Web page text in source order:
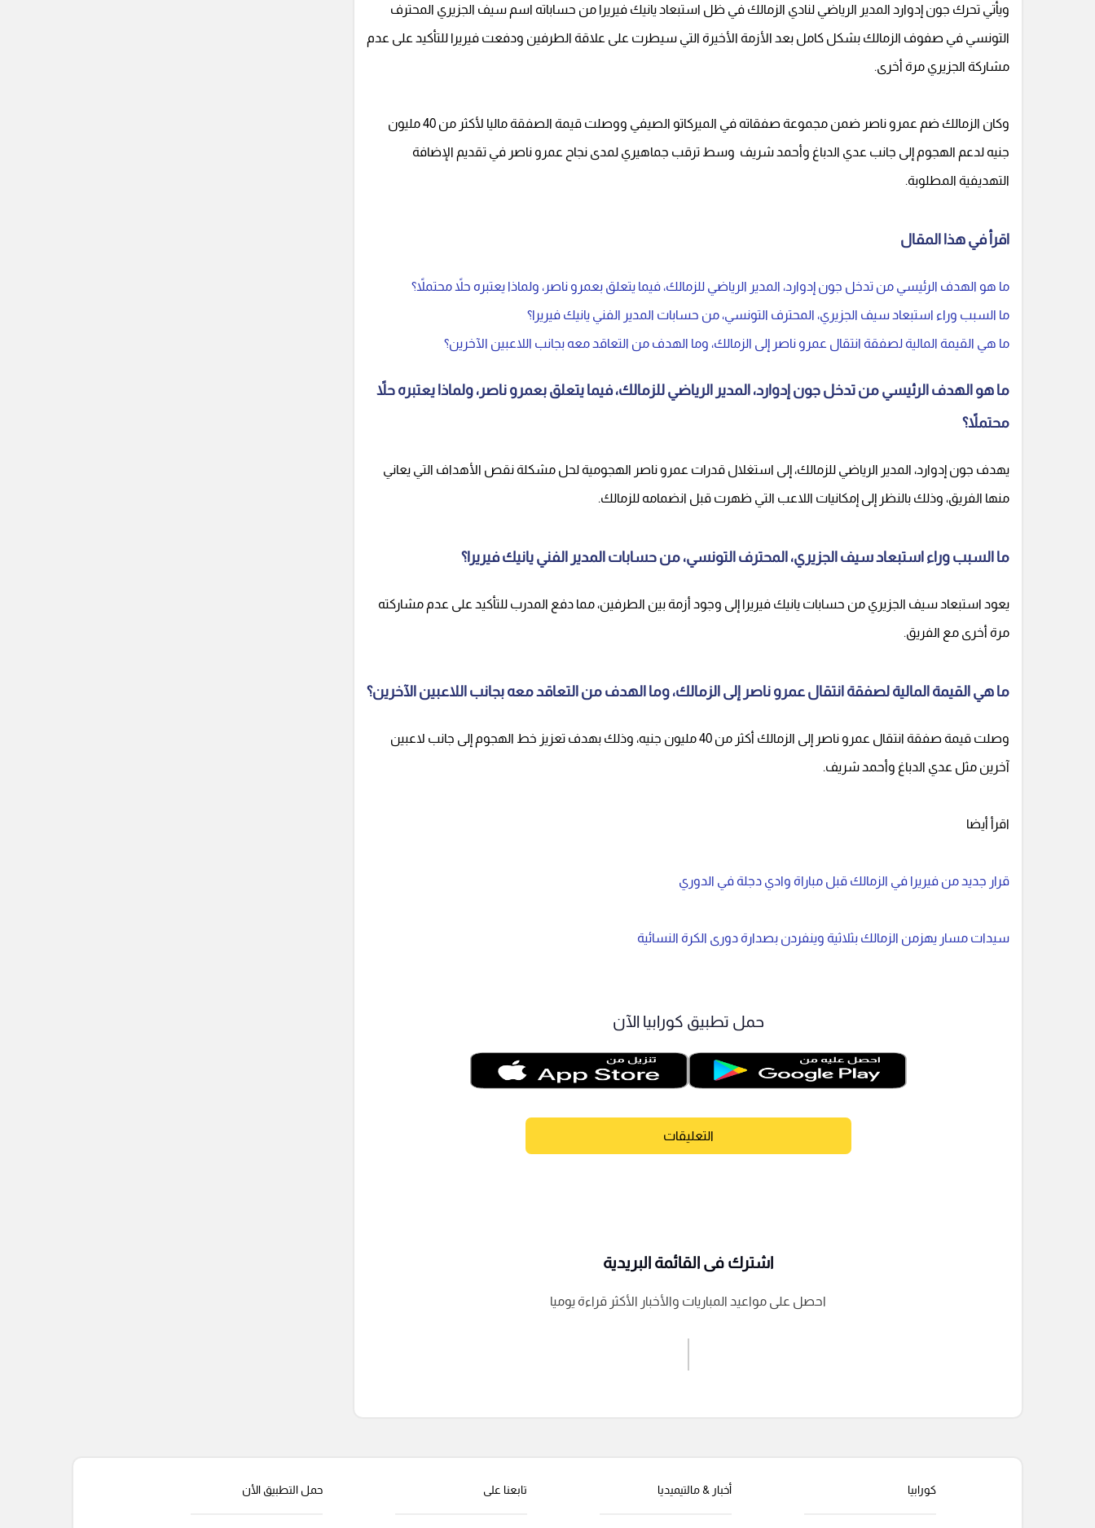
ويأتي تحرك جون إدوارد المدير الرياضي لنادي الزمالك في ظل استبعاد يانيك فيريرا من حساباته اسم سيف الجزيري المحترف
التونسي في صفوف الزمالك بشكل كامل بعد الأزمة الأخيرة التي سيطرت على علاقة الطرفين ودفعت فيريرا للتأكيد على عدم
مشاركة الجزيري مرة أخرى.
وكان الزمالك ضم عمرو ناصر ضمن مجموعة صفقاته في الميركاتو الصيفي ووصلت قيمة الصفقة ماليا لأكثر من 40 مليون
جنيه لدعم الهجوم إلى جانب عدي الدباغ وأحمد شريف وسط ترقب جماهيري لمدى نجاح عمرو ناصر في تقديم الإضافة
التهديفية المطلوبة.
اقرأ في هذا المقال
ما هو الهدف الرئيسي من تدخل جون إدوارد، المدير الرياضي للزمالك، فيما يتعلق بعمرو ناصر، ولماذا يعتبره حلاً محتملاً؟
ما السبب وراء استبعاد سيف الجزيري، المحترف التونسي، من حسابات المدير الفني يانيك فيريرا؟
ما هي القيمة المالية لصفقة انتقال عمرو ناصر إلى الزمالك، وما الهدف من التعاقد معه بجانب اللاعبين الآخرين؟
ما هو الهدف الرئيسي من تدخل جون إدوارد، المدير الرياضي للزمالك، فيما يتعلق بعمرو ناصر، ولماذا يعتبره حلاً
محتملاً؟
يهدف جون إدوارد، المدير الرياضي للزمالك، إلى استغلال قدرات عمرو ناصر الهجومية لحل مشكلة نقص الأهداف التي يعاني
منها الفريق، وذلك بالنظر إلى إمكانيات اللاعب التي ظهرت قبل انضمامه للزمالك.
ما السبب وراء استبعاد سيف الجزيري، المحترف التونسي، من حسابات المدير الفني يانيك فيريرا؟
يعود استبعاد سيف الجزيري من حسابات يانيك فيريرا إلى وجود أزمة بين الطرفين، مما دفع المدرب للتأكيد على عدم مشاركته
مرة أخرى مع الفريق.
ما هي القيمة المالية لصفقة انتقال عمرو ناصر إلى الزمالك، وما الهدف من التعاقد معه بجانب اللاعبين الآخرين؟
وصلت قيمة صفقة انتقال عمرو ناصر إلى الزمالك أكثر من 40 مليون جنيه، وذلك بهدف تعزيز خط الهجوم إلى جانب لاعبين
آخرين مثل عدي الدباغ وأحمد شريف.
اقرأ أيضا
قرار جديد من فيريرا في الزمالك قبل مباراة وادي دجلة في الدوري
سيدات مسار يهزمن الزمالك بثلاثية وينفردن بصدارة دورى الكرة النسائية
حمل تطبيق كورابيا الآن
التعليقات
إرسال تعليق
اشترك فى القائمة البريدية
احصل على مواعيد المباريات والأخبار الأكثر قراءة يوميا
كورابيا أخبار & مالتيميديا تابعنا على حمل التطبيق الأن